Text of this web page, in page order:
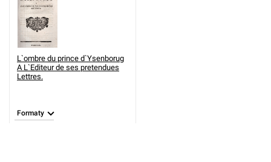
L`ombre du prince d`Ysenborug
A L`Editeur de ses pretendues
Lettres.
Formaty